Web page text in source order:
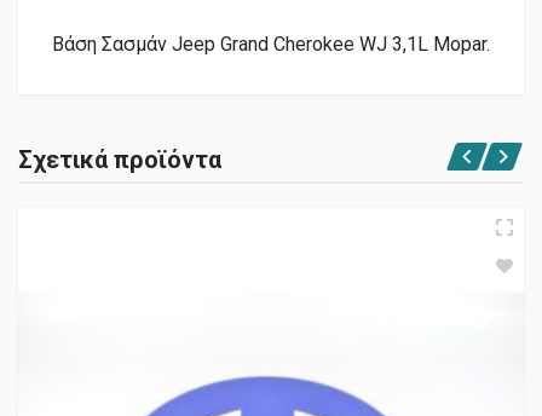
Βάση Σασμάν Jeep Grand Cherokee WJ 3,1L Mopar.
Σχετικά προϊόντα